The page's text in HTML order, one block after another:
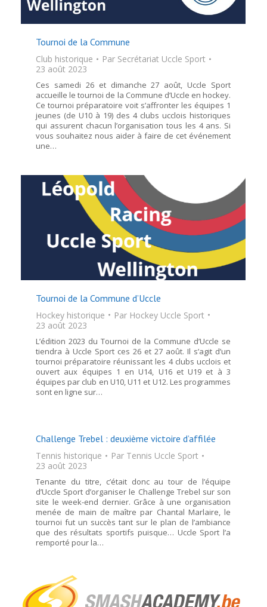
Tournoi de la Commune
Club historique Par Secrétariat Uccle Sport
23 août 2023
Ces samedi 26 et dimanche 27 août, Uccle Sport
accueille le tournoi de la Commune d’Uccle en hockey.
Ce tournoi préparatoire voit s’affronter les équipes 1
jeunes (de U10 à 19) des 4 clubs ucclois historiques
qui assurent chacun l’organisation tous les 4 ans. Si
vous souhaitez nous aider à faire de cet événement
une…
Tournoi de la Commune d’Uccle
Hockey historique Par Hockey Uccle Sport
23 août 2023
L’édition 2023 du Tournoi de la Commune d’Uccle se
tiendra à Uccle Sport ces 26 et 27 août. Il s’agit d’un
tournoi préparatoire réunissant les 4 clubs ucclois et
ouvert aux équipes 1 en U14, U16 et U19 et à 3
équipes par club en U10, U11 et U12. Les programmes
sont en ligne sur…
Challenge Trebel : deuxième victoire d’affilée
Tennis historique Par Tennis Uccle Sport
23 août 2023
Tenante du titre, c’était donc au tour de l’équipe
d’Uccle Sport d’organiser le Challenge Trebel sur son
site le week-end dernier. Grâce à une organisation
menée de main de maître par Chantal Marlaire, le
tournoi fut un succès tant sur le plan de l’ambiance
que des résultats sportifs puisque… Uccle Sport l’a
remporté pour la…